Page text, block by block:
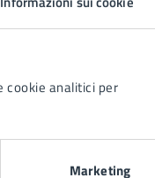
cookie analitici per
Marketing